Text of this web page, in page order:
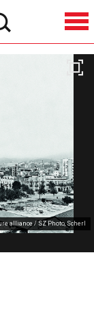
alliance / SZ Photo, Scherl